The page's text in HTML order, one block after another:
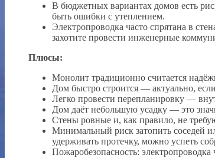
В бюджетных вариантах домов есть
быть ошибки с утеплением.
Электропроводка часто спрятана в
захотите провести инженерные
Плюсы:
Монолит традиционно считается
Дом быстро строится — актуально,
Легко провести перепланировку —
Дом даёт небольшую усадку — это
Стены ровные и, как правило, не
Минимальный риск затопить соседей
удерживать протечку, можно успеть
Пожаробезопасность: